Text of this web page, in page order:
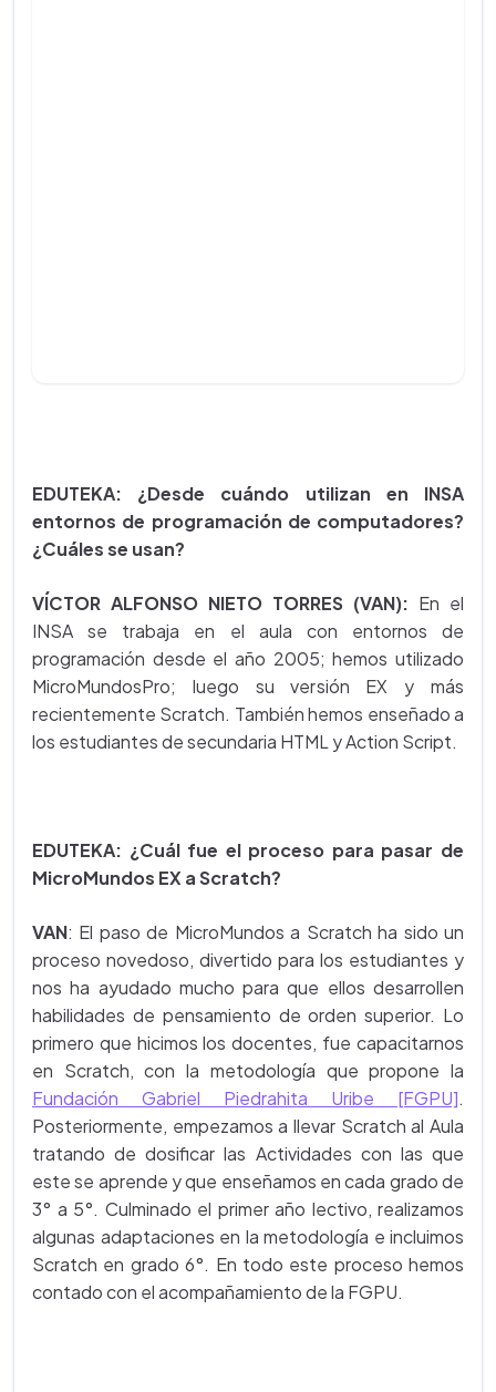
EDUTEKA: ¿Desde cuándo utilizan en INSA
entornos de programación de computadores?
¿Cuáles se usan?
VÍCTOR ALFONSO NIETO TORRES (VAN): En el
INSA se trabaja en el aula con entornos de
programación desde el año 2005; hemos utilizado
MicroMundosPro; luego su versión EX y más
recientemente Scratch. También hemos enseñado a
los estudiantes de secundaria HTML y Action Script.
EDUTEKA: ¿Cuál fue el proceso para pasar de
MicroMundos EX a Scratch?
VAN: El paso de MicroMundos a Scratch ha sido un
proceso novedoso, divertido para los estudiantes y
nos ha ayudado mucho para que ellos desarrollen
habilidades de pensamiento de orden superior. Lo
primero que hicimos los docentes, fue capacitarnos
en Scratch, con la metodología que propone la
Fundación Gabriel Piedrahita Uribe [FGPU].
Posteriormente, empezamos a llevar Scratch al Aula
tratando de dosificar las Actividades con las que
este se aprende y que enseñamos en cada grado de
3° a 5°. Culminado el primer año lectivo, realizamos
algunas adaptaciones en la metodología e incluimos
Scratch en grado 6°. En todo este proceso hemos
contado con el acompañamiento de la FGPU.